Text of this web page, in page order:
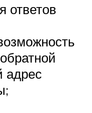
ответов
адрес